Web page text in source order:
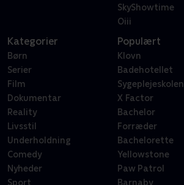
SkyShowtime
Oiii
Kategorier
Børn
Serier
Film
Dokumentar
Reality
Livsstil
Underholdning
Comedy
Nyheder
Sport
Populært
Klovn
Badehotellet
Sygeplejeskolen
X Factor
Bachelor
Forræder
Bachelorette
Yellowstone
Paw Patrol
Barnaby